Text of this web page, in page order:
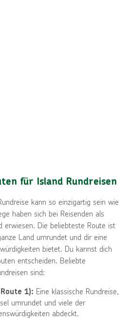
für Island Rundreisen
kann so einzigartig sein wie
haben sich bei Reisenden als
erwiesen. Die beliebteste Route ist
Land umrundet und dir eine
bietet. Du kannst dich
entscheiden. Beliebte
sind:
1): Eine klassische Rundreise,
umrundet und viele der
abdeckt.